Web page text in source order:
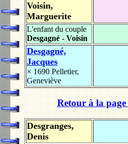
Voisin,
Marguerite
L'enfant du couple
Desgagné - Voisin
Desgagné,
Jacques
× 1690 Pelletier,
Geneviève
Retour à la
Desgranges,
Denis